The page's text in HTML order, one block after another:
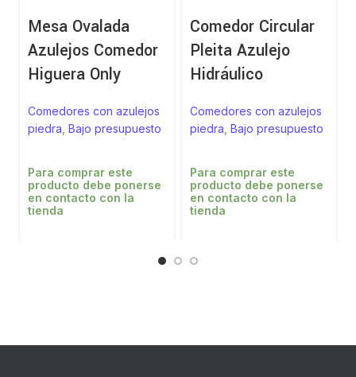
Mesa Ovalada
Azulejos Comedor
Higuera Only
Comedores con azulejos
piedra ,Bajo presupuesto
Para comprar este
producto debe ponerse
en contacto con la
tienda
Comedor Circular
Pleita Azulejo
Hidráulico
Comedores con azulejos
piedra Bajo presupuesto
Para comprar este
producto debe ponerse
en contacto con la
tienda